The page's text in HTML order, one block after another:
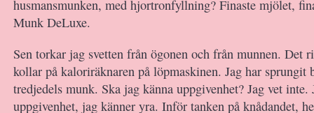
husmansmunken, med hjortronfyllning? Finaste mjölet,
Munk DeLuxe.
Sen torkar jag svetten från ögonen och från munnen. Det
kollar på kaloriräknaren på löpmaskinen. Jag har sprungit
tredjedels munk. Ska jag känna uppgivenhet? Jag vet inte.
uppgivenhet, jag känner yra. Inför tanken på knådandet,